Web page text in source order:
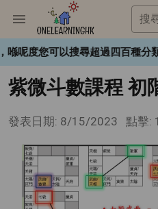
搜
度您可以搜尋超過四百種分類
紫微斗數課程 初
發表日期: 8/15/2023 點擊: